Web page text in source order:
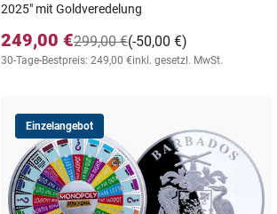
2025" mit Goldveredelung
249,00 € (-50,00 €)
299,00 €
30-Tage-Bestpreis: 249,00 €inkl. gesetzl. MwSt.
Einzelangebot